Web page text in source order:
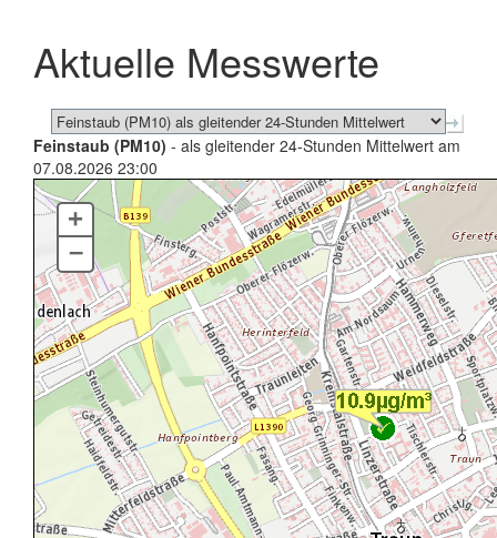
schließen
Aktuelle Messwerte
Feinstaub (PM10) - als gleitender 24-Stunden Mittelwert am
07.08.2026 23:00
+
–